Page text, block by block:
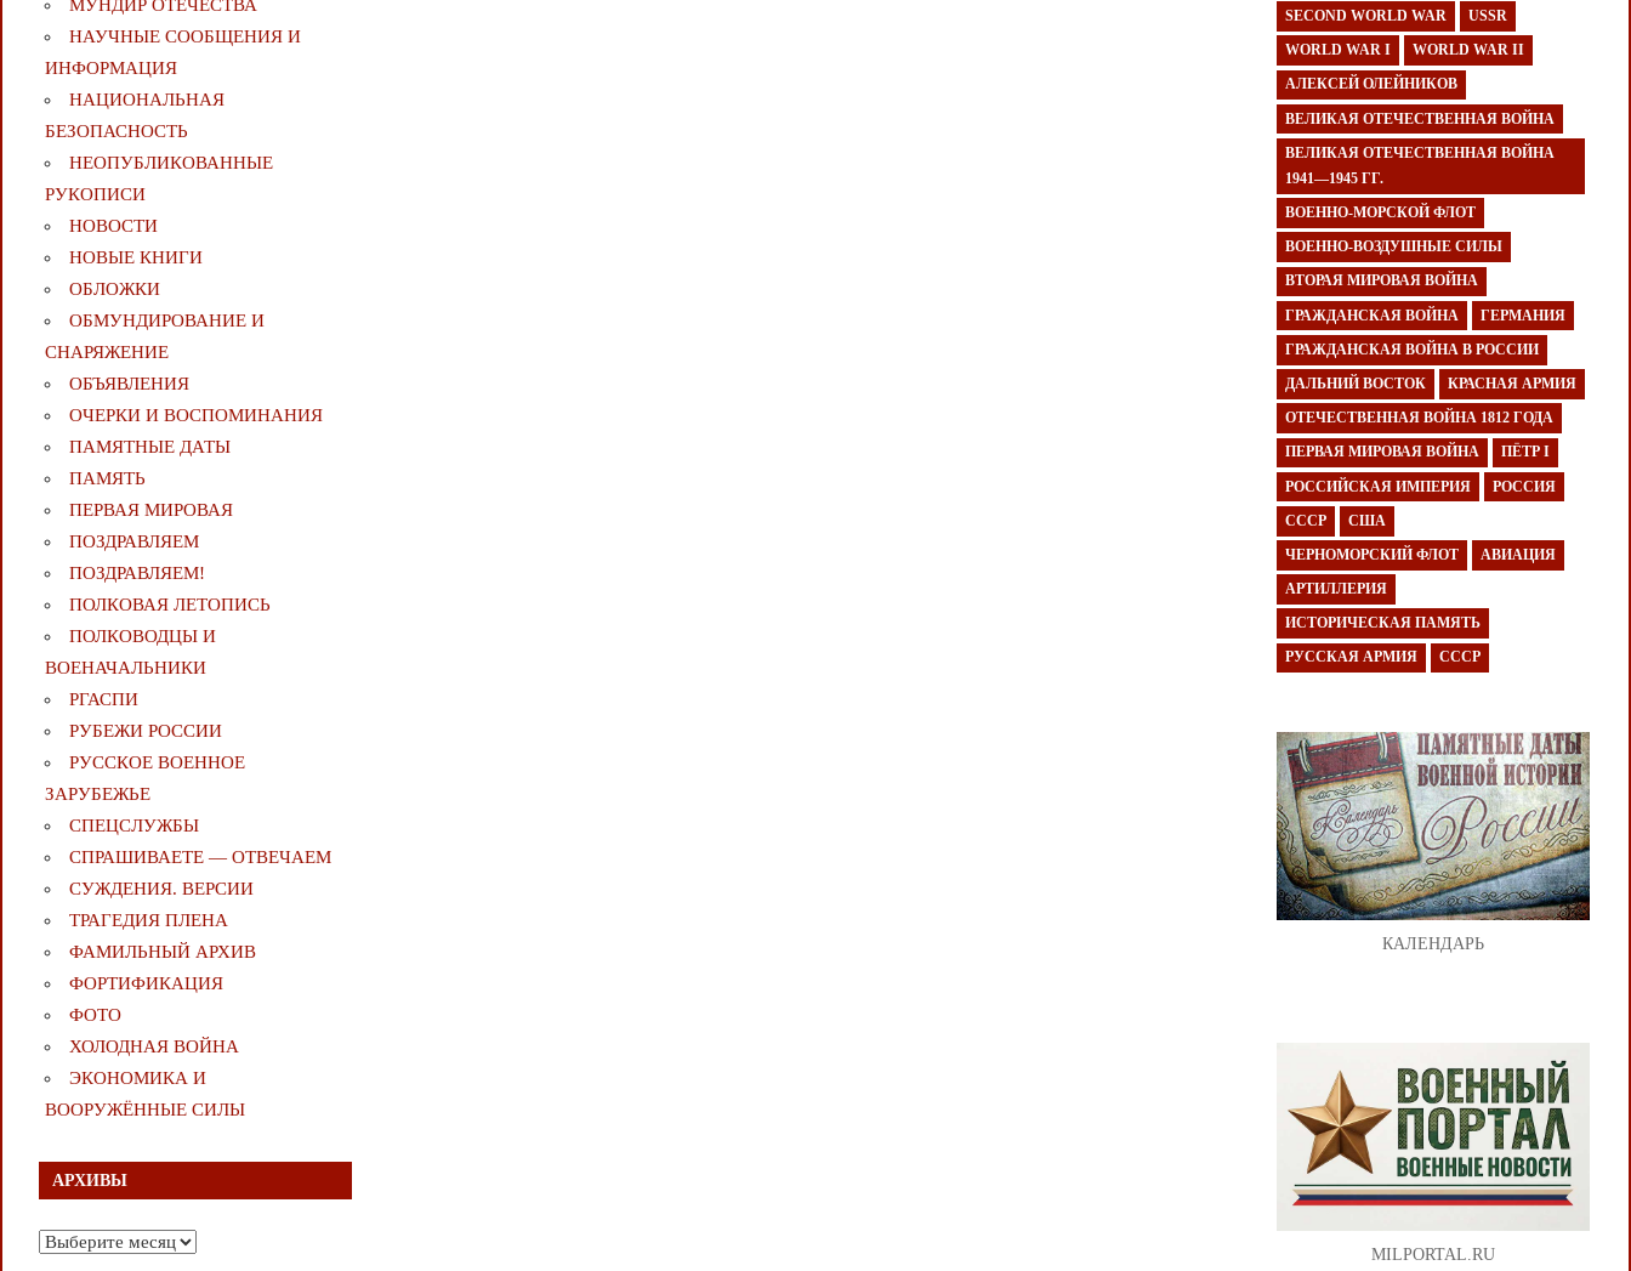
МУНДИР ОТЕЧЕСТВА
НАУЧНЫЕ СООБЩЕНИЯ И
ИНФОРМАЦИЯ
НАЦИОНАЛЬНАЯ
БЕЗОПАСНОСТЬ
НЕОПУБЛИКОВАННЫЕ
РУКОПИСИ
НОВОСТИ
НОВЫЕ КНИГИ
ОБЛОЖКИ
ОБМУНДИРОВАНИЕ И
СНАРЯЖЕНИЕ
ОБЪЯВЛЕНИЯ
ОЧЕРКИ И ВОСПОМИНАНИЯ
ПАМЯТНЫЕ ДАТЫ
ПАМЯТЬ
ПЕРВАЯ МИРОВАЯ
ПОЗДРАВЛЯЕМ
ПОЗДРАВЛЯЕМ!
ПОЛКОВАЯ ЛЕТОПИСЬ
ПОЛКОВОДЦЫ И
ВОЕНАЧАЛЬНИКИ
РГАСПИ
РУБЕЖИ РОССИИ
РУССКОЕ ВОЕННОЕ
ЗАРУБЕЖЬЕ
СПЕЦСЛУЖБЫ
СПРАШИВАЕТЕ — ОТВЕЧАЕМ
СУЖДЕНИЯ. ВЕРСИИ
ТРАГЕДИЯ ПЛЕНА
ФАМИЛЬНЫЙ АРХИВ
ФОРТИФИКАЦИЯ
ФОТО
ХОЛОДНАЯ ВОЙНА
ЭКОНОМИКА И
ВООРУЖЁННЫЕ СИЛЫ
АРХИВЫ
Архивы
SECOND WORLD WAR USSR
WORLD WAR I WORLD WAR II
АЛЕКСЕЙ ОЛЕЙНИКОВ
ВЕЛИКАЯ ОТЕЧЕСТВЕННАЯ ВОЙНА
ВЕЛИКАЯ ОТЕЧЕСТВЕННАЯ ВОЙНА
1941—1945 ГГ.
ВОЕННО-МОРСКОЙ ФЛОТ
ВОЕННО-ВОЗДУШНЫЕ СИЛЫ
ВТОРАЯ МИРОВАЯ ВОЙНА
ГРАЖДАНСКАЯ ВОЙНА ГЕРМАНИЯ
ГРАЖДАНСКАЯ ВОЙНА В РОССИИ
ДАЛЬНИЙ ВОСТОК КРАСНАЯ АРМИЯ
ОТЕЧЕСТВЕННАЯ ВОЙНА 1812 ГОДА
ПЕРВАЯ МИРОВАЯ ВОЙНА ПЁТР I
РОССИЙСКАЯ ИМПЕРИЯ РОССИЯ
СССР США
ЧЕРНОМОРСКИЙ ФЛОТ АВИАЦИЯ
АРТИЛЛЕРИЯ
ИСТОРИЧЕСКАЯ ПАМЯТЬ
РУССКАЯ АРМИЯ СССР
КАЛЕНДАРЬ
MILPORTAL.RU